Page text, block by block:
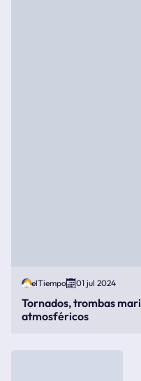
elTiempo 01 jul 2024
Tornados, trombas
atmosféricos